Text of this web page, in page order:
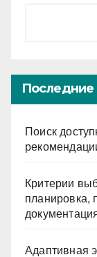
Последние
Поиск
Критерии
планировка,
Адаптивная